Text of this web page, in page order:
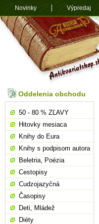
Oddelenia obchodu
50 - 80 % ZĽAVY
Hitovky mesiaca
Knihy do Eura
Knihy s podpisom autora
Beletria, Poézia
Cestopisy
Cudzojazyčná
Časopisy
Deti, Mládež
Diéty
Novinky Výpredaj